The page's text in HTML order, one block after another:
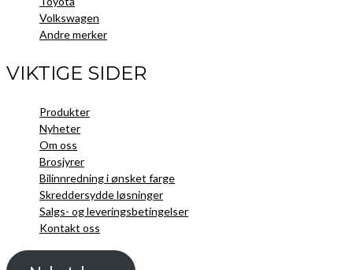
Volkswagen
Andre merker
VIKTIGE SIDER
Produkter
Nyheter
Om oss
Brosjyrer
Bilinnredning i ønsket farge
Skreddersydde løsninger
Salgs- og leveringsbetingelser
Kontakt oss